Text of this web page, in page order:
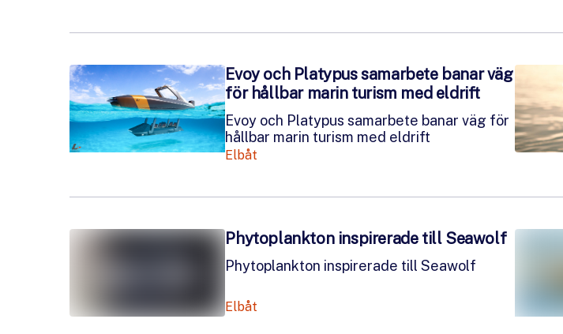
Evoy och Platypus samarbete banar väg
för hållbar marin turism med eldrift
Evoy och Platypus samarbete banar väg för
hållbar marin turism med eldrift
Elbåt
Phytoplankton inspirerade till Seawolf
Phytoplankton inspirerade till Seawolf
Elbåt